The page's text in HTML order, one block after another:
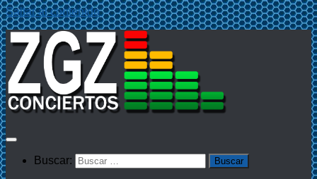
Saltar al contenido
Buscar: